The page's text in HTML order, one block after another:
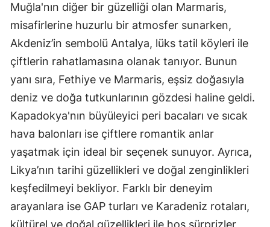
Muğla'nın diğer bir güzelliği olan Marmaris,
misafirlerine huzurlu bir atmosfer sunarken,
Akdeniz’in sembolü Antalya, lüks tatil köyleri ile
çiftlerin rahatlamasına olanak tanıyor. Bunun
yanı sıra, Fethiye ve Marmaris, eşsiz doğasıyla
deniz ve doğa tutkunlarının gözdesi haline geldi.
Kapadokya'nın büyüleyici peri bacaları ve sıcak
hava balonları ise çiftlere romantik anlar
yaşatmak için ideal bir seçenek sunuyor. Ayrıca,
Likya’nın tarihi güzellikleri ve doğal zenginlikleri
keşfedilmeyi bekliyor. Farklı bir deneyim
arayanlara ise GAP turları ve Karadeniz rotaları,